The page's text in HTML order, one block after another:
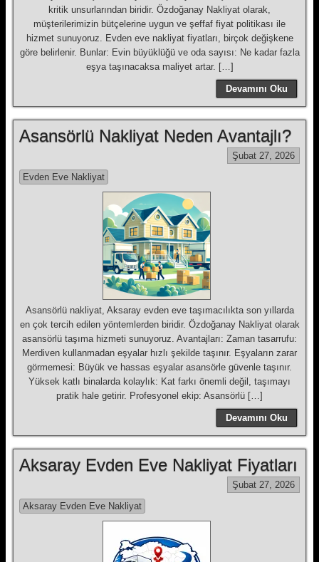
kritik unsurlarından biridir. Özdoğanay Nakliyat olarak,
müşterilerimizin bütçelerine uygun ve şeffaf fiyat politikası ile
hizmet sunuyoruz. Evden eve nakliyat fiyatları, birçok değişkene
göre belirlenir. Bunlar: Evin büyüklüğü ve oda sayısı: Ne kadar fazla
eşya taşınacaksa maliyet artar. […]
Devamını Oku
Asansörlü Nakliyat Neden Avantajlı?
Şubat 27, 2026
Evden Eve Nakliyat
Asansörlü nakliyat, Aksaray evden eve taşımacılıkta son yıllarda
en çok tercih edilen yöntemlerden biridir. Özdoğanay Nakliyat olarak
asansörlü taşıma hizmeti sunuyoruz. Avantajları: Zaman tasarrufu:
Merdiven kullanmadan eşyalar hızlı şekilde taşınır. Eşyaların zarar
görmemesi: Büyük ve hassas eşyalar asansörle güvenle taşınır.
Yüksek katlı binalarda kolaylık: Kat farkı önemli değil, taşımayı
pratik hale getirir. Profesyonel ekip: Asansörlü […]
Devamını Oku
Aksaray Evden Eve Nakliyat Fiyatları
Şubat 27, 2026
Aksaray Evden Eve Nakliyat